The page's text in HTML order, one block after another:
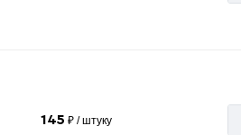
145 ₽ / штуку